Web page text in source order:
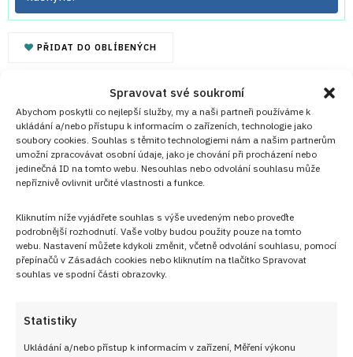
Spravovat své soukromí
Abychom poskytli co nejlepší služby, my a naši partneři používáme k
ukládání a/nebo přístupu k informacím o zařízeních, technologie jako
soubory cookies. Souhlas s těmito technologiemi nám a našim partnerům
umožní zpracovávat osobní údaje, jako je chování při procházení nebo
jedinečná ID na tomto webu. Nesouhlas nebo odvolání souhlasu může
nepříznivě ovlivnit určité vlastnosti a funkce.
Kliknutím níže vyjádřete souhlas s výše uvedeným nebo proveďte
podrobnější rozhodnutí. Vaše volby budou použity pouze na tomto
webu. Nastavení můžete kdykoli změnit, včetně odvolání souhlasu, pomocí
přepínačů v Zásadách cookies nebo kliknutím na tlačítko Spravovat
souhlas ve spodní části obrazovky.
Statistiky
Ukládání a/nebo přístup k informacím v zařízení, Měření výkonu
PŘIDAT DO OBLÍBENÝCH